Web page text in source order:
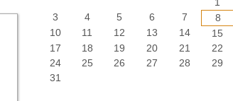
3
4 5 6 7 8
10
11 12 13 14 15
17
18 19 20 21 22
24
25 26 27 28 29
31